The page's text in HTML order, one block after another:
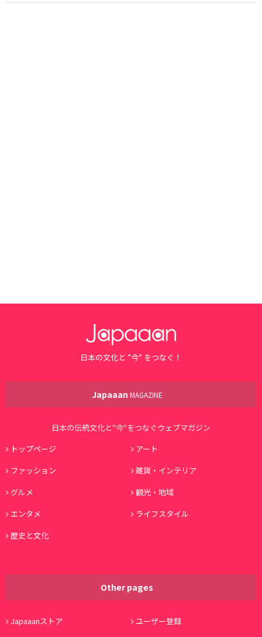
日本の文化と ”今” をつなぐ！
Japaaan MAGAZINE
日本の伝統文化と"今"をつなぐウェブマガジン
トップページ
アート
ファッション
雑貨・インテリア
グルメ
観光・地域
エンタメ
ライフスタイル
歴史と文化
Other pages
Japaaanストア
ユーザー登録